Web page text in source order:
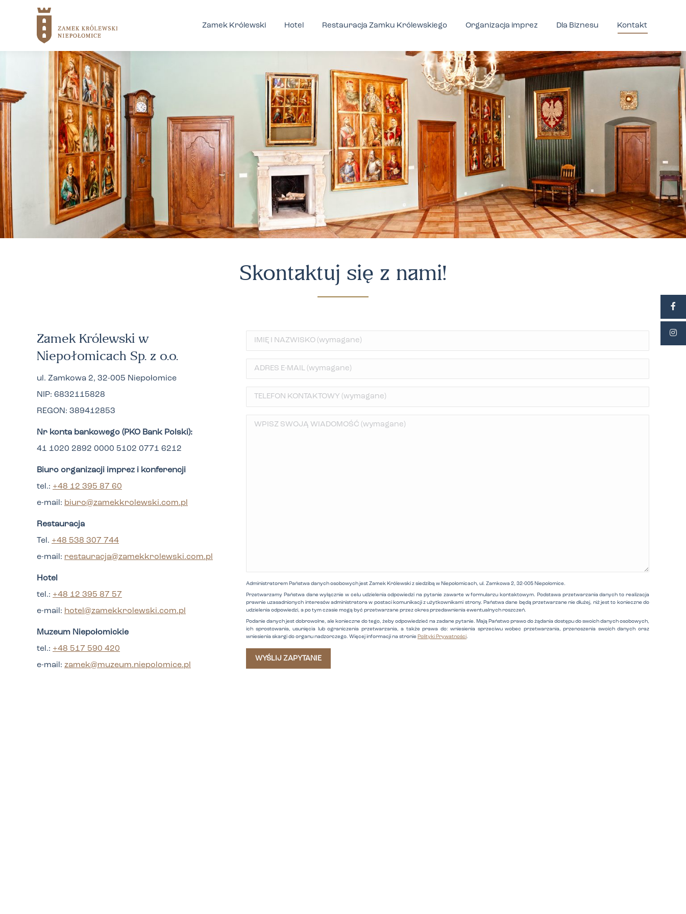
Zamek Królewski Hotel Restauracja Zamku Królewskiego Organizacja imprez Dla Biznesu Kontakt
Skontaktuj się z nami!
Zamek Królewski w
Niepołomicach Sp. z o.o.
ul. Zamkowa 2, 32-005 Niepołomice
NIP: 6832115828
REGON: 389412853
Nr konta bankowego (PKO Bank Polski):
41 1020 2892 0000 5102 0771 6212
Biuro organizacji imprez i konferencji
tel.: +48 12 395 87 60
e-mail: biuro@zamekkrolewski.com.pl
Restauracja
Tel. +48 538 307 744
e-mail: restauracja@zamekkrolewski.com.pl
Hotel
tel.: +48 12 395 87 57
e-mail: hotel@zamekkrolewski.com.pl
Muzeum Niepołomickie
tel.: +48 517 590 420
e-mail: zamek@muzeum.niepolomice.pl
Administratorem Państwa danych osobowych jest Zamek Królewski z siedzibą w Niepołomicach, ul. Zamkowa 2, 32-005 Niepołomice.
Przetwarzamy Państwa dane wyłącznie w celu udzielenia odpowiedzi na pytanie zawarte w formularzu kontaktowym. Podstawa przetwarzania danych to realizacja
prawnie uzasadnionych interesów administratora w postaci komunikacji z użytkownikami strony. Państwa dane będą przetwarzane nie dłużej, niż jest to konieczne do
udzielenia odpowiedzi, a po tym czasie mogą być przetwarzane przez okres przedawnienia ewentualnych roszczeń.
Podanie danych jest dobrowolne, ale konieczne do tego, żeby odpowiedzieć na zadane pytanie. Mają Państwo prawo do żądania dostępu do swoich danych osobowych,
ich sprostowania, usunięcia lub ograniczenia przetwarzania, a także prawa do: wniesienia sprzeciwu wobec przetwarzania, przenoszenia swoich danych oraz
wniesienia skargi do organu nadzorczego. Więcej informacji na stronie Polityki Prywatności.